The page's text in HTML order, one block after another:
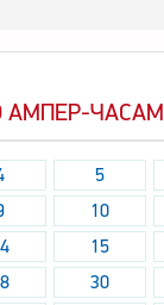
АМПЕР-ЧАСАМ
5
10
15
30